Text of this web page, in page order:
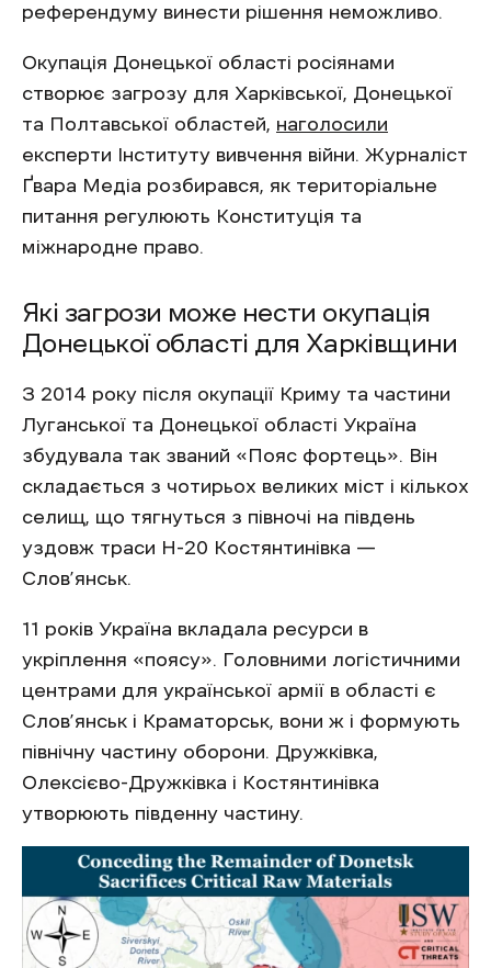
референдуму винести рішення неможливо.
Окупація Донецької області росіянами
створює загрозу для Харківської, Донецької
та Полтавської областей, наголосили
експерти Інституту вивчення війни. Журналіст
Ґвара Медіа розбирався, як територіальне
питання регулюють Конституція та
міжнародне право.
Які загрози може нести окупація
Донецької області для Харківщини
З 2014 року після окупації Криму та частини
Луганської та Донецької області Україна
збудувала так званий «Пояс фортець». Він
складається з чотирьох великих міст і кількох
селищ, що тягнуться з півночі на південь
уздовж траси Н-20 Костянтинівка —
Слов’янськ.
11 років Україна вкладала ресурси в
укріплення «поясу». Головними логістичними
центрами для української армії в області є
Слов’янськ і Краматорськ, вони ж і формують
північну частину оборони. Дружківка,
Олексієво-Дружківка і Костянтинівка
утворюють південну частину.